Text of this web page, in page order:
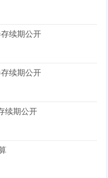
续期公开
续期公开
续期公开